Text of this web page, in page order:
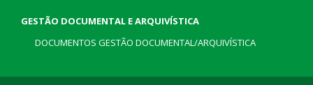
GESTÃO DOCUMENTAL E ARQUIVÍSTICA
DOCUMENTOS GESTÃO DOCUMENTAL/ARQUIVÍSTICA